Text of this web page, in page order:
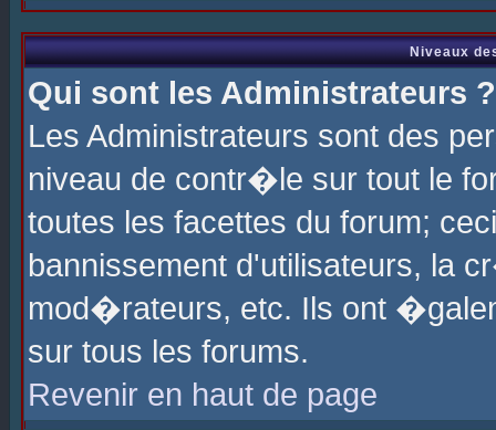
Niveaux
Qui sont les Administrateurs ?
Les Administrateurs sont des
niveau de contr�le sur tout le
toutes les facettes du forum;
bannissement d'utilisateurs, la
mod�rateurs, etc. Ils ont
sur tous les forums.
Revenir en haut de page